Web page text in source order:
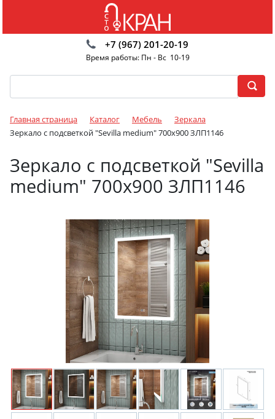
+7 (967) 201-20-19
Время работы: Пн - Вс 10-19
Главная страница Каталог Мебель
Зеркала
Зеркало с подсветкой "Sevilla medium" 700x900 ЗЛП1146
Зеркало с подсветкой "Sevilla
medium" 700x900 ЗЛП1146